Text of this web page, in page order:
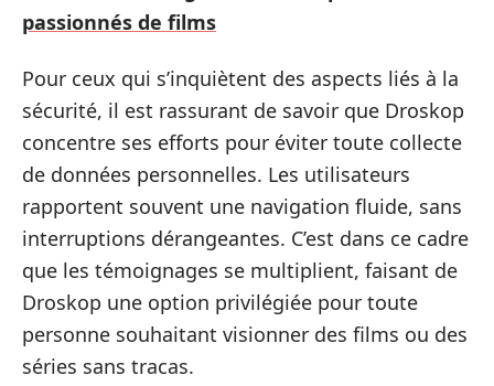
passionnés de films
Pour ceux qui s’inquiètent des aspects liés à la
sécurité, il est rassurant de savoir que Droskop
concentre ses efforts pour éviter toute collecte
de données personnelles. Les utilisateurs
rapportent souvent une navigation fluide, sans
interruptions dérangeantes. C’est dans ce cadre
que les témoignages se multiplient, faisant de
Droskop une option privilégiée pour toute
personne souhaitant visionner des films ou des
séries sans tracas.